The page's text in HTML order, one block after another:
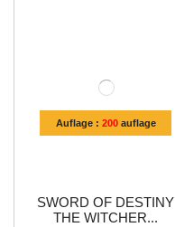
Auflage : 200auflage
SWORD OF DESTINY
THE WITCHER...